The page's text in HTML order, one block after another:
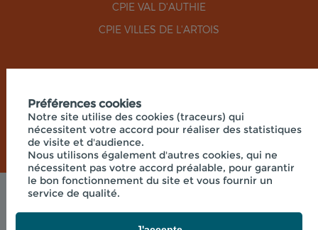
CPIE VAL D'AUTHIE
CPIE VILLES DE L'ARTOIS
Mentions légales
© 2026 - UNION RÉGIONALE DES CPIE HAUTS-DE-
FRANCE - SIÈGE SOCIAL 33 RUE DES VICTIMES DE
Préférences cookies
Notre site utilise des cookies (traceurs) qui
nécessitent votre accord pour réaliser des statistiques
de visite et d'audience.
Nous utilisons également d'autres cookies, qui ne
nécessitent pas votre accord préalable, pour garantir
le bon fonctionnement du site et vous fournir un
service de qualité.